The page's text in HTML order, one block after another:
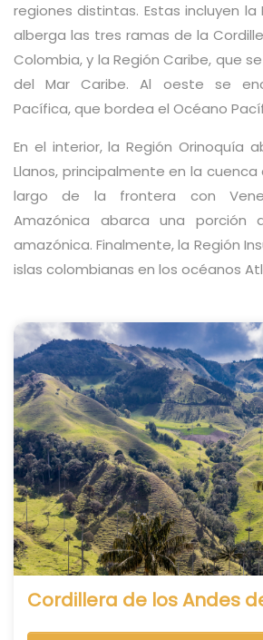
regiones distintas. Estas incluyen la
alberga las tres ramas de la
Colombia, y la Región Caribe, que
del Mar Caribe. Al oeste se
Pacífica, que bordea el Océano
En el interior, la Región Orinoquía
Llanos, principalmente en la cuenca
largo de la frontera con
Amazónica abarca una porción
amazónica. Finalmente, la Región
islas colombianas en los océanos
Cordillera de los Andes